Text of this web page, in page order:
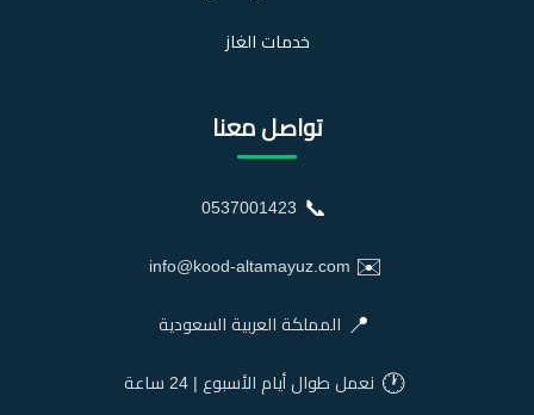
خدمات الغاز
تواصل معنا
📞
0537001423
✉️
info@kood-altamayuz.com
📍 المملكة العربية السعودية
🕐 نعمل طوال أيام الأسبوع | 24 ساعة